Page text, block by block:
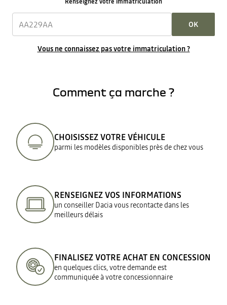
OK
Vous ne connaissez pas votre immatriculation ?
Comment ça marche ?
CHOISISSEZ VOTRE VÉHICULE
parmi les modèles disponibles près de chez vous
RENSEIGNEZ VOS INFORMATIONS
un conseiller Dacia vous recontacte dans les
meilleurs délais
FINALISEZ VOTRE ACHAT EN CONCESSION
en quelques clics, votre demande est
communiquée à votre concessionnaire